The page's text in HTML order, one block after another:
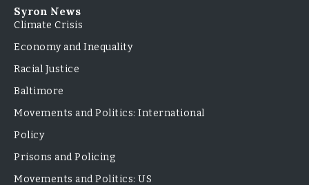
Syron News
Climate Crisis
Economy and Inequality
Racial Justice
Baltimore
Movements and Politics: International
Policy
Prisons and Policing
Movements and Politics: US